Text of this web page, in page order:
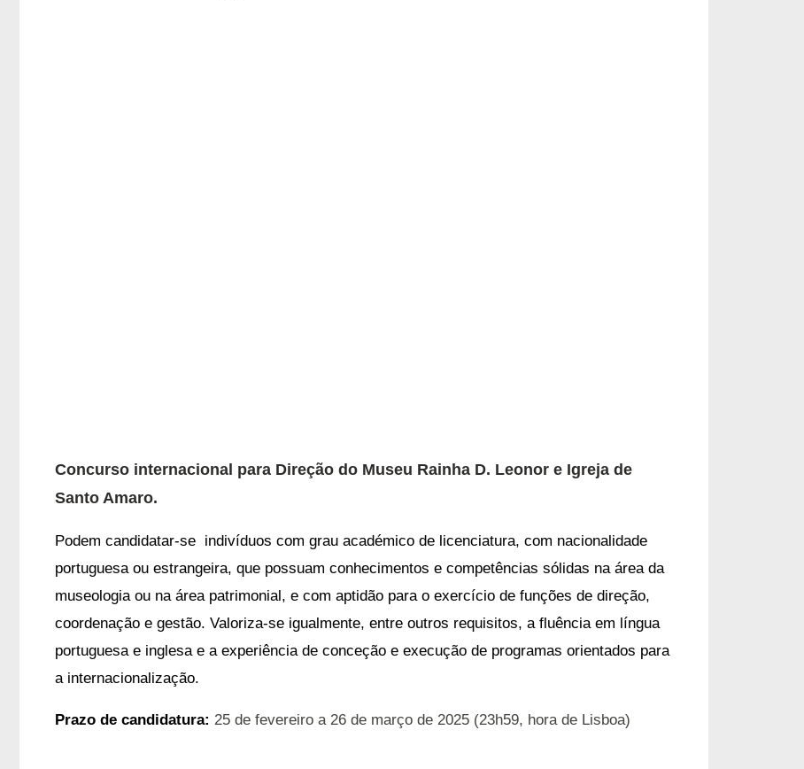
Concurso internacional para Direção do Museu Rainha D. Leonor e Igreja de
Santo Amaro.
Podem candidatar-se indivíduos com grau académico de licenciatura, com nacionalidade
portuguesa ou estrangeira, que possuam conhecimentos e competências sólidas na área da
museologia ou na área patrimonial, e com aptidão para o exercício de funções de direção,
coordenação e gestão. Valoriza-se igualmente, entre outros requisitos, a fluência em língua
portuguesa e inglesa e a experiência de conceção e execução de programas orientados para
a internacionalização.
Prazo de candidatura: 25 de fevereiro a 26 de março de 2025 (23h59, hora de Lisboa)